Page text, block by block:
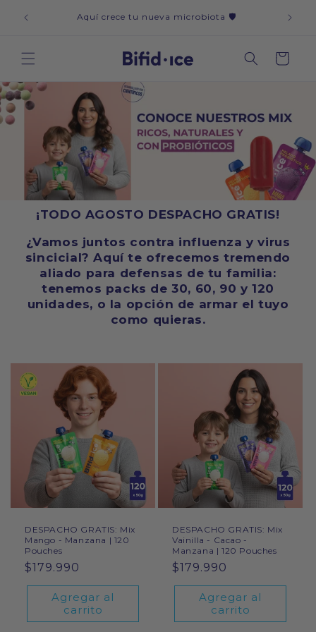
directamente
y Aquí crece tu nueva microbiota 🛡️
Carrito
¡TODO AGOSTO DESPACHO GRATIS!
¿Vamos juntos contra influenza y virus
sincicial? Aquí te ofrecemos tremendo
aliado para defensas de tu familia:
tenemos packs de 30, 60, 90 y 120
unidades, o la opción de armar el tuyo
como quieras.
DESPACHO GRATIS: Mix
Mango - Manzana | 120
Pouches
Precio
habitual
$179.990
Agregar al
carrito
DESPACHO GRATIS: Mix
Vainilla - Cacao -
Manzana | 120 Pouches
Precio
habitual
$179.990
Agregar al
carrito